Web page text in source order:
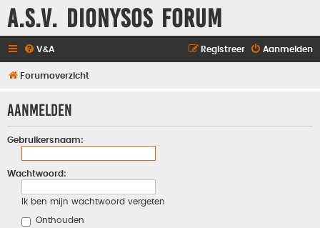
A.S.V. Dionysos Forum
V&A Aanmelden
Registreer
Forumoverzicht
Aanmelden
Gebruikersnaam:
Wachtwoord:
Ik ben mijn wachtwoord vergeten
Onthouden